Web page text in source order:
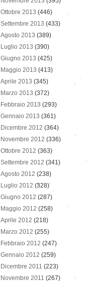
Ottobre 2013 (446)
Settembre 2013 (433)
Agosto 2013 (389)
Luglio 2013 (390)
Giugno 2013 (425)
Maggio 2013 (413)
Aprile 2013 (345)
Marzo 2013 (372)
Febbraio 2013 (293)
Gennaio 2013 (361)
Dicembre 2012 (364)
Novembre 2012 (336)
Ottobre 2012 (363)
Settembre 2012 (341)
Agosto 2012 (238)
Luglio 2012 (328)
Giugno 2012 (287)
Maggio 2012 (258)
Aprile 2012 (218)
Marzo 2012 (255)
Febbraio 2012 (247)
Gennaio 2012 (259)
Dicembre 2011 (223)
Novembre 2011 (267)